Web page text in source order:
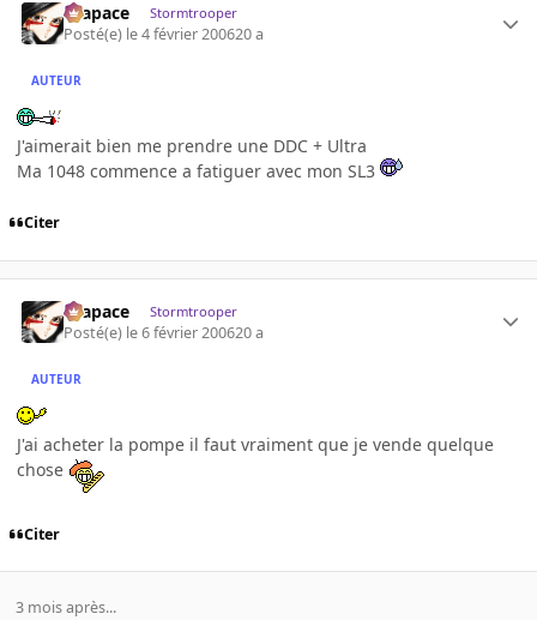
Krapace Stormtrooper
Posté(e) le 4 février 200620 a
AUTEUR
J'aimerait bien me prendre une DDC + Ultra
Ma 1048 commence a fatiguer avec mon SL3
Citer
Krapace Stormtrooper
Posté(e) le 6 février 200620 a
AUTEUR
J'ai acheter la pompe il faut vraiment que je vende quelque
chose
Citer
3 mois après...